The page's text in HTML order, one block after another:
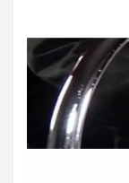
здатність,
результаті
не ржавіє,
забезпечуючи
Рукоятка ножів